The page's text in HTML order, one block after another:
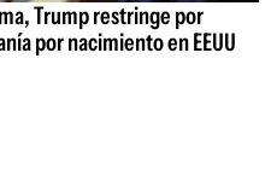
Trump restringe por
por nacimiento en EEUU